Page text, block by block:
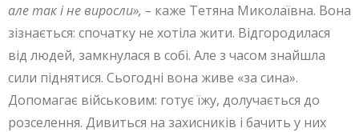
але так і не виросли», – каже Тетяна Миколаївна. Вона
зізнається: спочатку не хотіла жити. Відгородилася
від людей, замкнулася в собі. Але з часом знайшла
сили піднятися. Сьогодні вона живе «за сина».
Допомагає військовим: готує їжу, долучається до
розселення. Дивиться на захисників і бачить у них